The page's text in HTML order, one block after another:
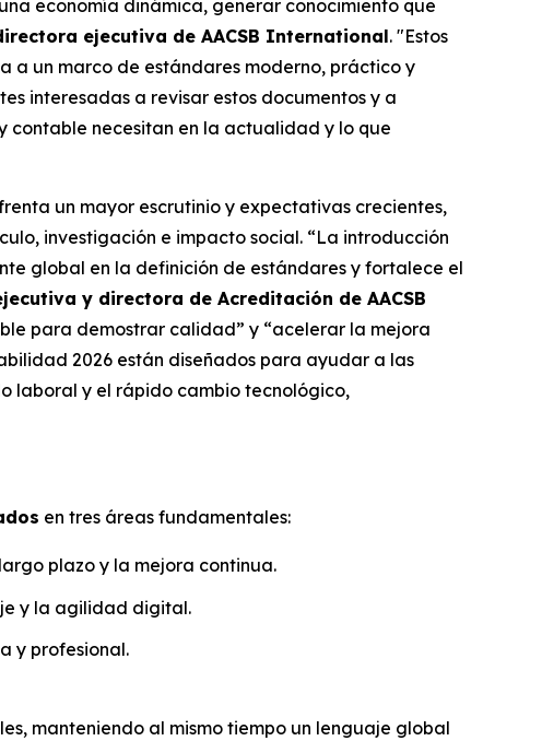
economía dinámica, generar conocimiento que
ejecutiva de AACSB International. "Estos
un marco de estándares moderno, práctico y
interesadas a revisar estos documentos y a
contable necesitan en la actualidad y lo que
un mayor escrutinio y expectativas crecientes,
investigación e impacto social. “La introducción
global en la definición de estándares y fortalece el
y directora de Acreditación de AACSB
para demostrar calidad” y “acelerar la mejora
2026 están diseñados para ayudar a las
laboral y el rápido cambio tecnológico,
en tres áreas fundamentales:
plazo y la mejora continua.
y la agilidad digital.
y profesional.
manteniendo al mismo tiempo un lenguaje global